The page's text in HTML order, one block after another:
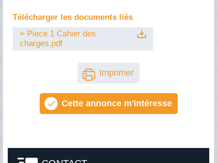
Télécharger les documents liés
> Piece 1 Cahier des
charges.pdf
Imprimer
Cette annonce m'intéresse